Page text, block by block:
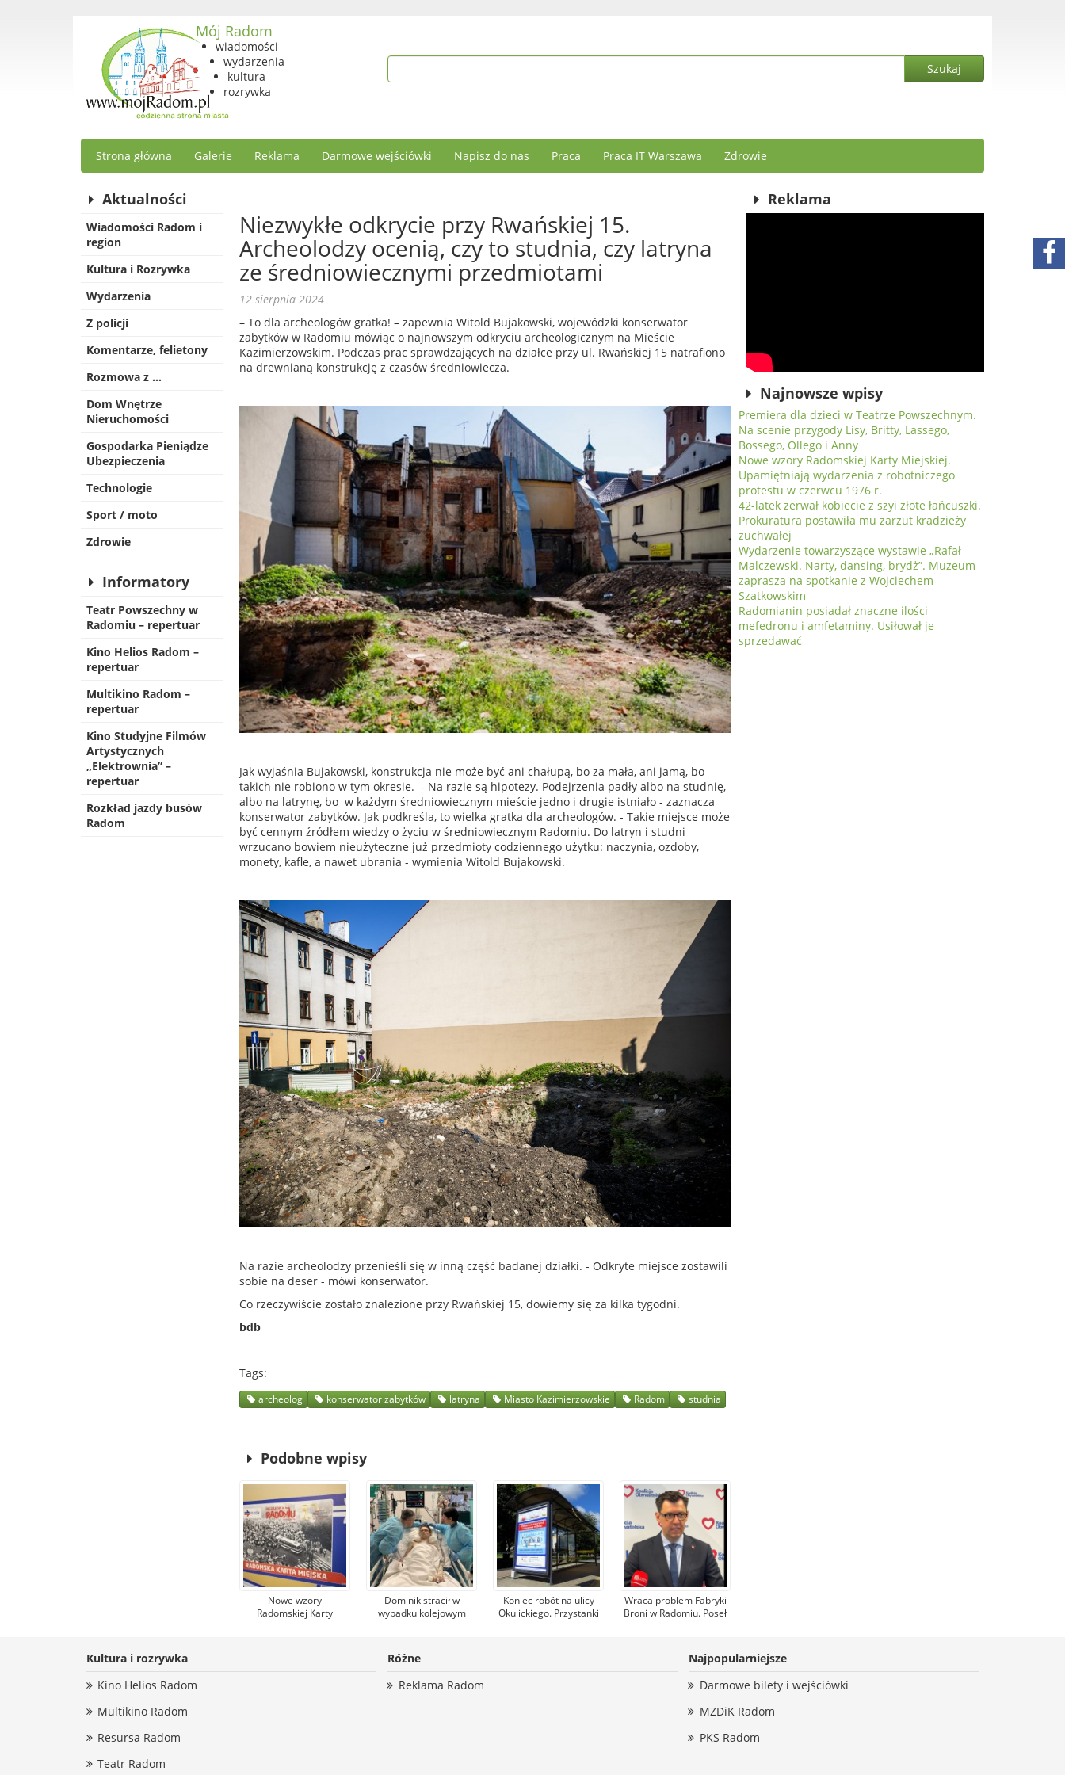
Mój Radom
wiadomości
wydarzenia
kultura
rozrywka
Strona główna Galerie Reklama Darmowe wejściówki Napisz do nas Praca Praca IT Warszawa Zdrowie
Aktualności
Wiadomości Radom i
region
Kultura i Rozrywka
Wydarzenia
Z policji
Komentarze, felietony
Rozmowa z …
Dom Wnętrze
Nieruchomości
Gospodarka Pieniądze
Ubezpieczenia
Technologie
Sport / moto
Zdrowie
Informatory
Teatr Powszechny w
Radomiu – repertuar
Kino Helios Radom –
repertuar
Multikino Radom –
repertuar
Kino Studyjne Filmów
Artystycznych
„Elektrownia” –
repertuar
Rozkład jazdy busów
Radom
Niezwykłe odkrycie przy Rwańskiej 15.
Archeolodzy ocenią, czy to studnia, czy latryna
ze średniowiecznymi przedmiotami
12 sierpnia 2024
– To dla archeologów gratka! – zapewnia Witold Bujakowski, wojewódzki konserwator
zabytków w Radomiu mówiąc o najnowszym odkryciu archeologicznym na Mieście
Kazimierzowskim. Podczas prac sprawdzających na działce przy ul. Rwańskiej 15 natrafiono
na drewnianą konstrukcję z czasów średniowiecza.
Jak wyjaśnia Bujakowski, konstrukcja nie może być ani chałupą, bo za mała, ani jamą, bo
takich nie robiono w tym okresie. - Na razie są hipotezy. Podejrzenia padły albo na studnię,
albo na latrynę, bo w każdym średniowiecznym mieście jedno i drugie istniało - zaznacza
konserwator zabytków. Jak podkreśla, to wielka gratka dla archeologów. - Takie miejsce może
być cennym źródłem wiedzy o życiu w średniowiecznym Radomiu. Do latryn i studni
wrzucano bowiem nieużyteczne już przedmioty codziennego użytku: naczynia, ozdoby,
monety, kafle, a nawet ubrania - wymienia Witold Bujakowski.
Na razie archeolodzy przenieśli się w inną część badanej działki. - Odkryte miejsce zostawili
sobie na deser - mówi konserwator.
Co rzeczywiście zostało znalezione przy Rwańskiej 15, dowiemy się za kilka tygodni.
bdb
Tags
archeolog konserwator zabytków latryna Miasto Kazimierzowskie Radom studnia
Podobne wpisy
Nowe wzory
Radomskiej Karty
Dominik stracił w
wypadku kolejowym
darczyńców przekazał
na leczenie 100 tys. zł!
Koniec robót na ulicy
Okulickiego. Przystanki
Wraca problem Fabryki
Broni w Radomiu. Poseł
Przemysława Czarnka
Reklama
Najnowsze wpisy
Premiera dla dzieci w Teatrze Powszechnym.
Na scenie przygody Lisy, Britty, Lassego,
Bossego, Ollego i Anny
Nowe wzory Radomskiej Karty Miejskiej.
Upamiętniają wydarzenia z robotniczego
protestu w czerwcu 1976 r.
42-latek zerwał kobiecie z szyi złote łańcuszki.
Prokuratura postawiła mu zarzut kradzieży
zuchwałej
Wydarzenie towarzyszące wystawie „Rafał
Malczewski. Narty, dansing, brydż”. Muzeum
zaprasza na spotkanie z Wojciechem
Szatkowskim
Radomianin posiadał znaczne ilości
mefedronu i amfetaminy. Usiłował je
sprzedawać
Kultura i rozrywka
Kino Helios Radom
Multikino Radom
Resursa Radom
Teatr Radom
Różne
Reklama Radom
Najpopularniejsze
Darmowe bilety i wejściówki
MZDiK Radom
PKS Radom